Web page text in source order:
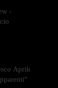
-
Aprile -